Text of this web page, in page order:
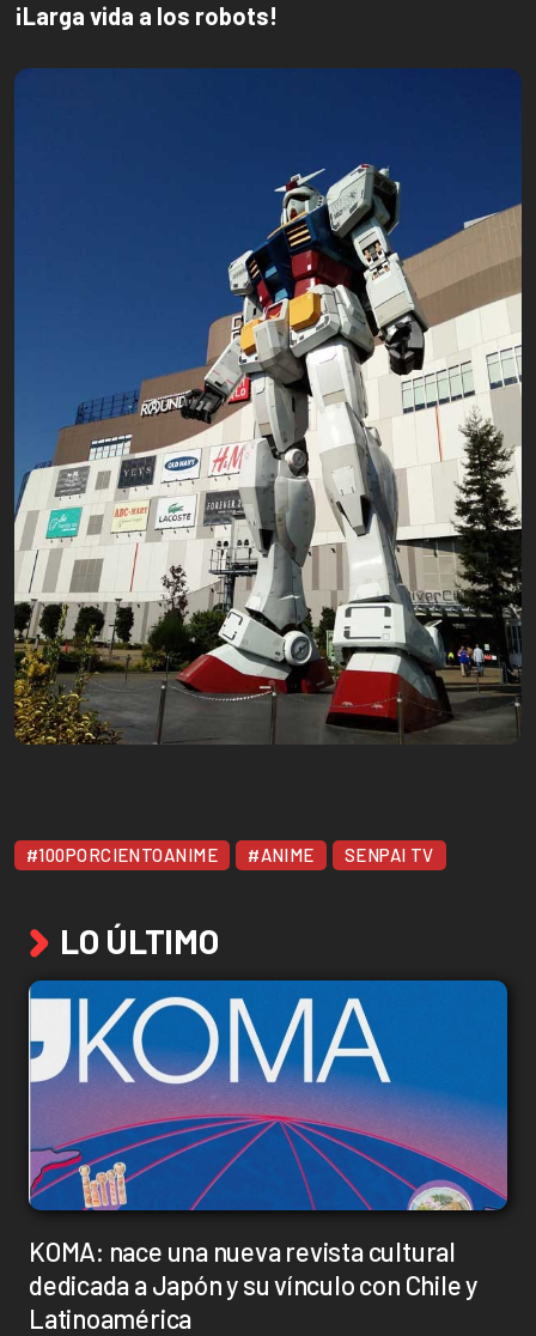
¡Larga vida a los robots!
#100PORCIENTOANIME #ANIME SENPAI TV
LO ÚLTIMO
KOMA: nace una nueva revista cultural
dedicada a Japón y su vínculo con Chile y
Latinoamérica